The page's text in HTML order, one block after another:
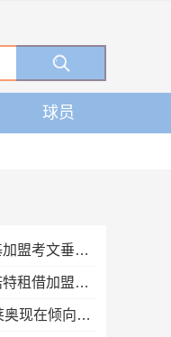
球员
官方：北西兰20岁中场伊伦基加盟考文垂，据悉转会费3000万欧
官方：布莱顿21岁中场博纳诺特租借加盟埃尔切，期限为一年
合同2028年到期！隆加里：莱奥现在倾向于留在米兰，但不打算续约